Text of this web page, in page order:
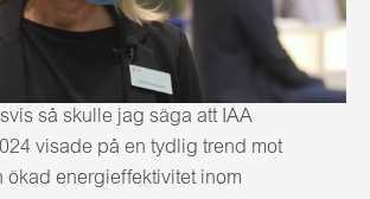
så skulle jag säga att IAA
visade på en tydlig trend mot
ökad energieffektivitet inom